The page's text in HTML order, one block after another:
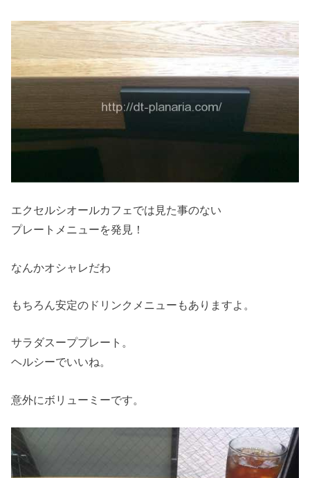
エクセルシオールカフェでは見た事のない
プレートメニューを発見！
なんかオシャレだわ
もちろん安定のドリンクメニューもありますよ。
サラダスーププレート。
ヘルシーでいいね。
意外にボリューミーです。